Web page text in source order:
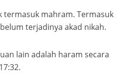
termasuk mahram. Termasuk
terjadinya akad nikah.
lain adalah haram secara